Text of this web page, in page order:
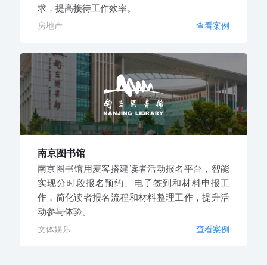
求，提高接待工作效率。
房地产 查看案例
南京图书馆
南京图书馆用麦客搭建读者活动报名平台，智能
实现分时段报名预约、电子签到和材料申报工
作，简化读者报名流程和材料整理工作，提升活
动参与体验。
文体娱乐 查看案例